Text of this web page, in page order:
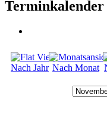
Terminkalender
Nach Jahr Nach Monat